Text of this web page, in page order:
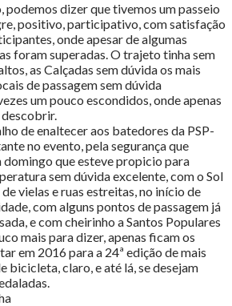
podemos dizer que tivemos um passeio
positivo, participativo, com satisfação
onde apesar de algumas
foram superadas. O trajeto tinha sem
as Calçadas sem dúvida os mais
de passagem sem dúvida
um pouco escondidos, onde apenas
de enaltecer aos batedores da PSP-
no evento, pela segurança que
domingo que esteve propicio para
sem dúvida excelente, com o Sol
vielas e ruas estreitas, no início de
com alguns pontos de passagem já
e com cheirinho a Santos Populares
mais para dizer, apenas ficam os
em 2016 para a 24ª edição de mais
bicicleta, claro, e até lá, se desejam